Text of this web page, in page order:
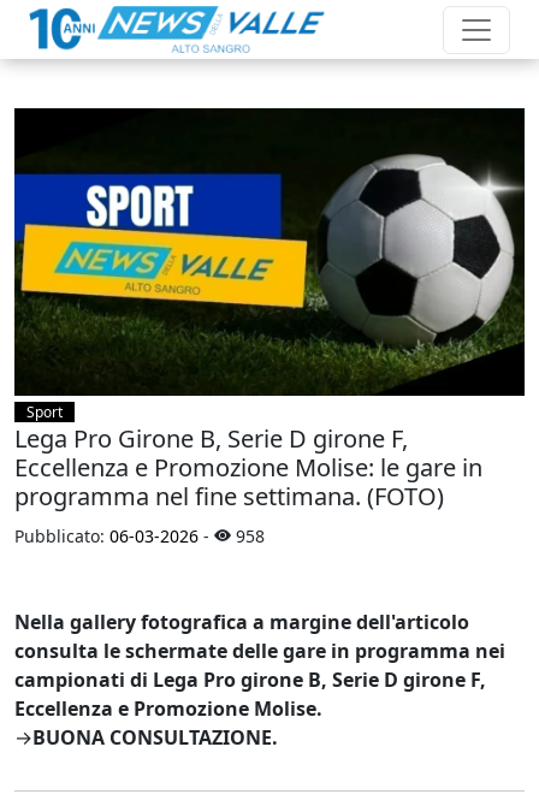
Sport
Lega Pro Girone B, Serie D girone F,
Eccellenza e Promozione Molise: le gare in
programma nel fine settimana. (FOTO)
Pubblicato: 06-03-2026 - 958
Nella gallery fotografica a margine dell'articolo
consulta le schermate delle gare in programma nei
campionati di Lega Pro girone B, Serie D girone F,
Eccellenza e Promozione Molise.
→BUONA CONSULTAZIONE.